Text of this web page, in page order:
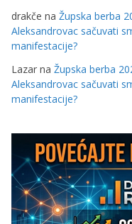
drakče na Župska berba
Aleksandrovac sačuvati
manifestacije?
Lazar na Župska berba
Aleksandrovac sačuvati
manifestacije?